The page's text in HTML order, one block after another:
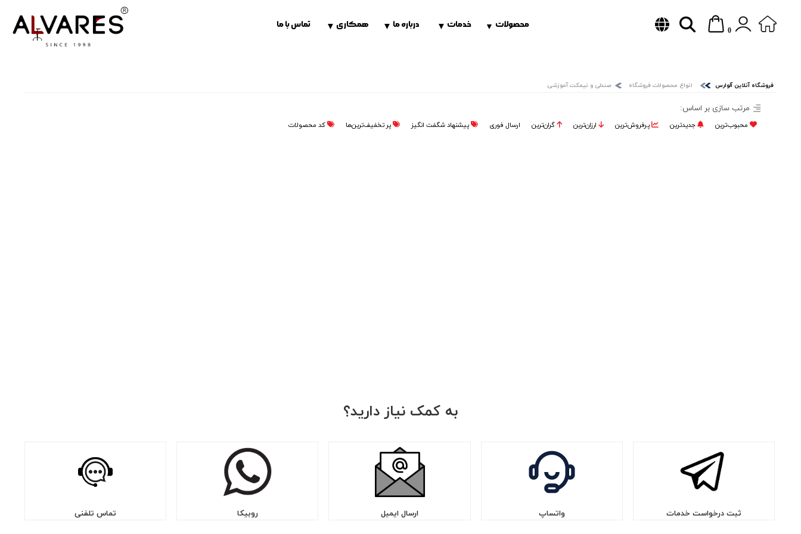
0
محصولات ▼ خدمات ▼ درباره ما ▼ همکاری ▼ تماس با ما
فروشگاه آنلاین آلوارس انواع محصولات فروشگاه صندلی و نیمکت آموزشی
مرتب سازی بر اساس:
محبوب‌ترین جدیدترین پرفروش‌ترین‌ ارزان‌ترین گران‌ترین ارسال فوری پیشنهاد شگفت انگیز پر تخفیف‌ترین‌ها کد محصولات
به کمک نیاز دارید؟
ثبت درخواست خدمات واتساپ ارسال ایمیل روبیکا تماس تلفنی